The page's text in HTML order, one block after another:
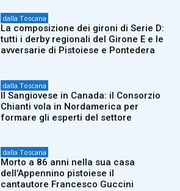
dalla Toscana
La composizione dei gironi di Serie D:
tutti i derby regionali del Girone E e le
avversarie di Pistoiese e Pontedera
dalla Toscana
Il Sangiovese in Canada: il Consorzio
Chianti vola in Nordamerica per
formare gli esperti del settore
dalla Toscana
Morto a 86 anni nella sua casa
dell’Appennino pistoiese il
cantautore Francesco Guccini